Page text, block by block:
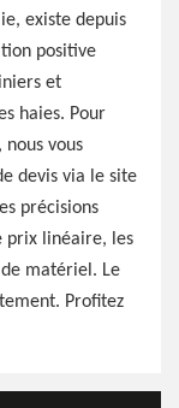
existe depuis
positive
et
haies. Pour
vous
devis via le site
précisions
prix linéaire, les
matériel. Le
Profitez